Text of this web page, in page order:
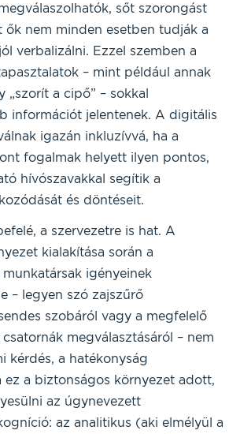
sőt szorongást
ők nem minden esetben tudják a
verbalizálni. Ezzel szemben a
– mint például annak
„szorít a cipő” – sokkal
információt jelentenek. A digitális
igazán inkluzívvá, ha a
fogalmak helyett ilyen pontos,
hívószavakkal segítik a
és döntéseit.
a szervezetre is hat. A
kialakítása során a
igényeinek
– legyen szó zajszűrő
szobáról vagy a megfelelő
megválasztásáról – nem
kérdés, a hatékonyság
ez a biztonságos környezet adott,
az úgynevezett
az analitikus (aki elmélyül a